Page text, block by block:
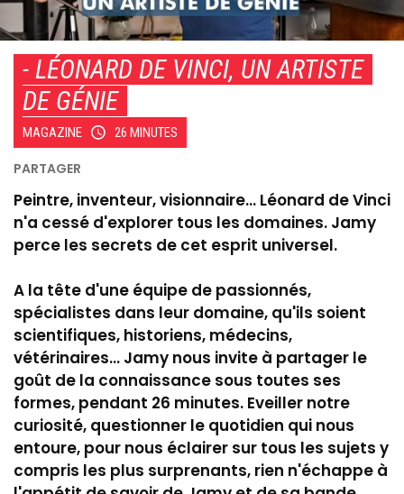
- LÉONARD DE VINCI, UN ARTISTE
DE GÉNIE
MAGAZINE 26 MINUTES
Peintre, inventeur, visionnaire... Léonard de Vinci
n'a cessé d'explorer tous les domaines. Jamy
perce les secrets de cet esprit universel.
A la tête d'une équipe de passionnés,
spécialistes dans leur domaine, qu'ils soient
scientifiques, historiens, médecins,
vétérinaires... Jamy nous invite à partager le
goût de la connaissance sous toutes ses
formes, pendant 26 minutes. Eveiller notre
curiosité, questionner le quotidien qui nous
entoure, pour nous éclairer sur tous les sujets y
compris les plus surprenants, rien n'échappe à